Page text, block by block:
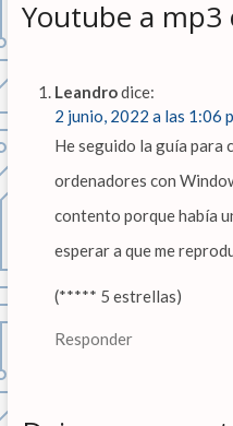
Youtube a mp3
Leandrodice:
2 junio, 2022 a las 1:06
He seguido la guía para
ordenadores con
contento porque había
esperar a que me
(***** 5 estrellas)
Responder